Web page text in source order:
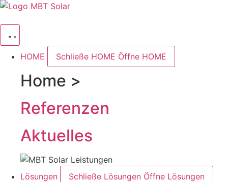
Zum
HOME Schließe HOME Öffne HOME
Home >
Referenzen
Aktuelles
Lösungen Schließe Lösungen Öffne Lösungen